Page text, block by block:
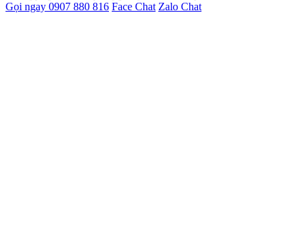
Gọi ngay 0907 880 816 Face Chat Zalo Chat